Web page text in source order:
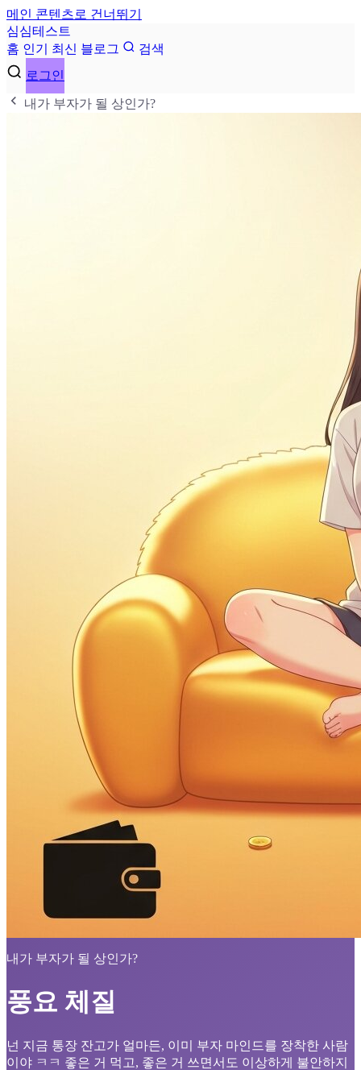
메인 콘텐츠로 건너뛰기
심심테 스 트
홈 인기 최신 블로그
검색
로그인
내가 부자가 될 상인가?
내가 부자가 될 상인가?
풍요 체질
넌 지금 통장 잔고가 얼마든, 이미 부자 마인드를 장착한 사람
이야 ㅋㅋ 좋은 거 먹고, 좋은 거 쓰면서도 이상하게 불안하지